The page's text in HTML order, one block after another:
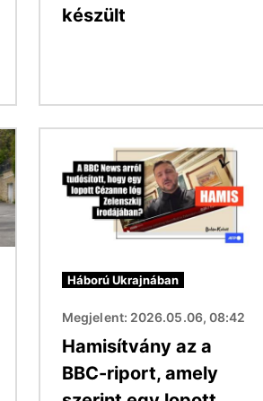
készült
Háború Ukrajnában
Megjelent: 2026.05.06, 08:42
Hamisítvány az a
BBC-riport, amely